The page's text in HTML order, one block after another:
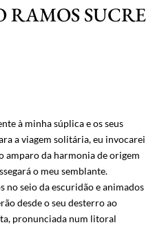
RAMOS SUCRE
à minha súplica e os seus
a viagem solitária, eu invocarei
da harmonia de origem
o meu semblante.
no seio da escuridão e animados
desde o seu desterro ao
pronunciada num litoral